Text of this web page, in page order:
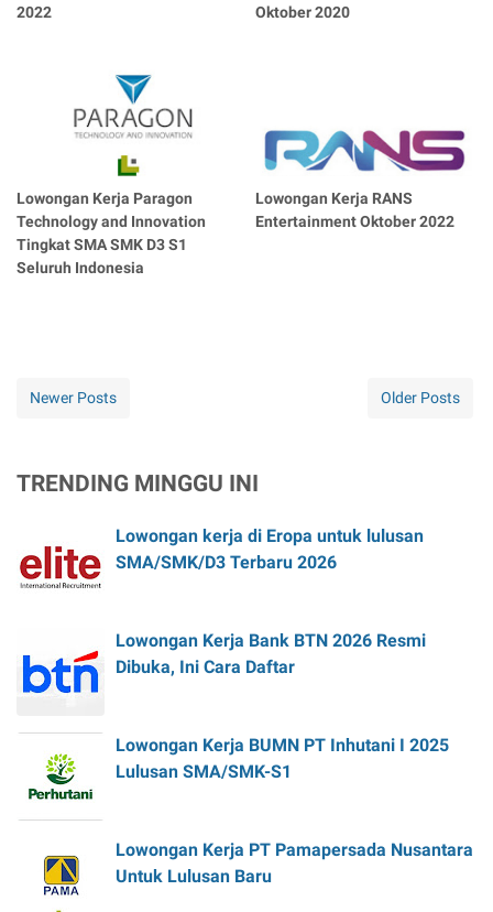
2022
Oktober 2020
Lowongan Kerja Paragon
Technology and Innovation
Tingkat SMA SMK D3 S1
Seluruh Indonesia
Lowongan Kerja RANS
Entertainment Oktober 2022
Newer Posts Older Posts
TRENDING MINGGU INI
Lowongan kerja di Eropa untuk lulusan
SMA/SMK/D3 Terbaru 2026
Lowongan Kerja Bank BTN 2026 Resmi
Dibuka, Ini Cara Daftar
Lowongan Kerja BUMN PT Inhutani I 2025
Lulusan SMA/SMK-S1
Lowongan Kerja PT Pamapersada Nusantara
Untuk Lulusan Baru